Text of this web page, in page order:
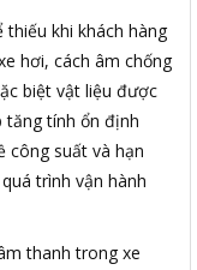
khi khách hàng
hơi, cách âm chống
biệt vật liệu được
tăng tính ổn định
công suất và hạn
trình vận hành
thanh trong xe